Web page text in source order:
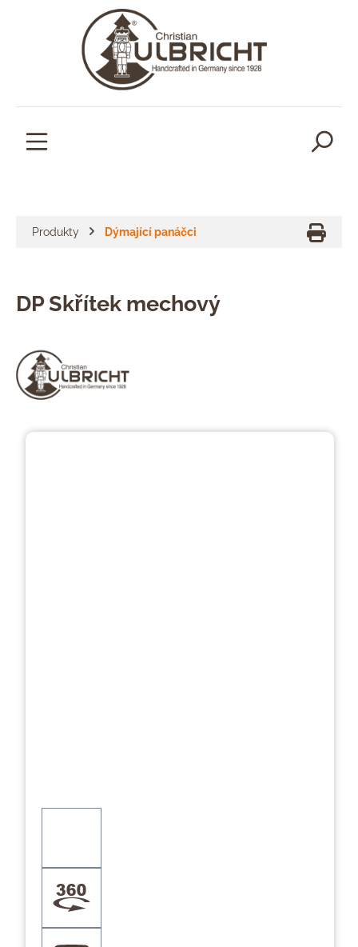
Produkty Dýmající panáčci
DP Skřítek mechový